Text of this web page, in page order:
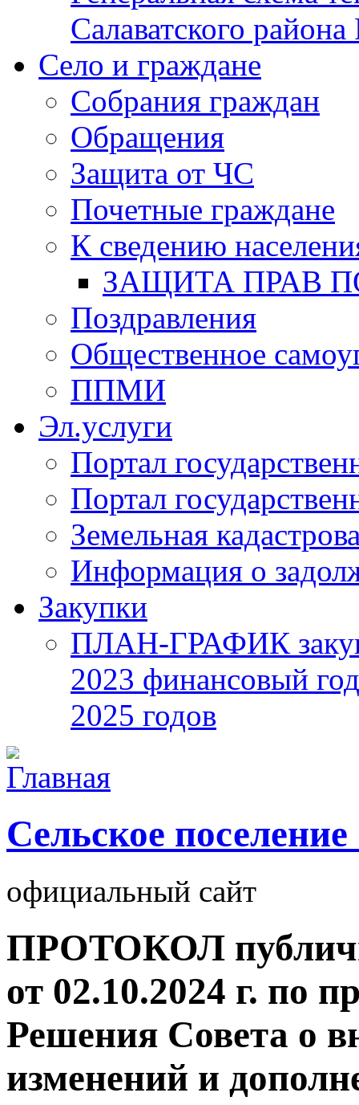
Салаватского района
Село и граждане
Собрания граждан
Обращения
Защита от ЧС
Почетные граждане
К сведению
ЗАЩИТА ПРАВ
Поздравления
Общественное
ППМИ
Эл.услуги
Портал
Портал
Земельная
Информация о
Закупки
ПЛАН-ГРАФИК
2023 финансовый
2025 годов
Cельское
официальный сайт
ПРОТОКОЛ
от 02.10.2024 г. по
Решения Совета о
изменений и